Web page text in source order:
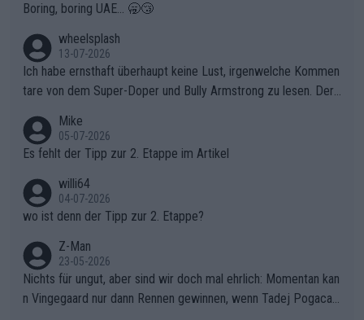
Boring, boring UAE... 🥱😴
wheelsplash
13-07-2026
Ich habe ernsthaft überhaupt keine Lust, irgenwelche Kommen
tare von dem Super-Doper und Bully Armstrong zu lesen. Der
r die gehört nicht in dieses Medium!
Mike
05-07-2026
Es fehlt der Tipp zur 2. Etappe im Artikel
willi64
04-07-2026
wo ist denn der Tipp zur 2. Etappe?
Z-Man
23-05-2026
Nichts für ungut, aber sind wir doch mal ehrlich: Momentan kan
n Vingegaard nur dann Rennen gewinnen, wenn Tadej Pogacar